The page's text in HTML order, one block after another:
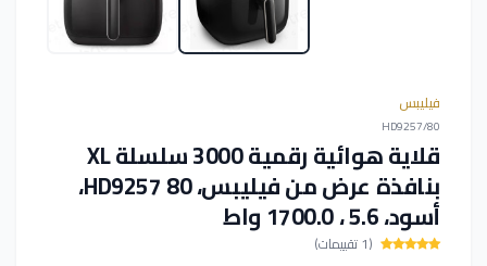
فيليبس
HD9257/80
قلاية هوائية رقمية 3000 سلسلة XL
بنافذة عرض من فيليبس، HD9257 80،
أسود، 5.6 ، 1700.0 واط
(1 تقييمات)